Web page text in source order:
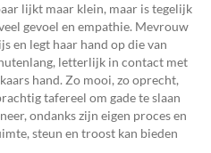
lijkt maar klein, maar is tegelijk
gevoel en empathie. Mevrouw
en legt haar hand op die van
letterlijk in contact met
hand. Zo mooi, zo oprecht,
tafereel om gade te slaan
ondanks zijn eigen proces en
steun en troost kan bieden